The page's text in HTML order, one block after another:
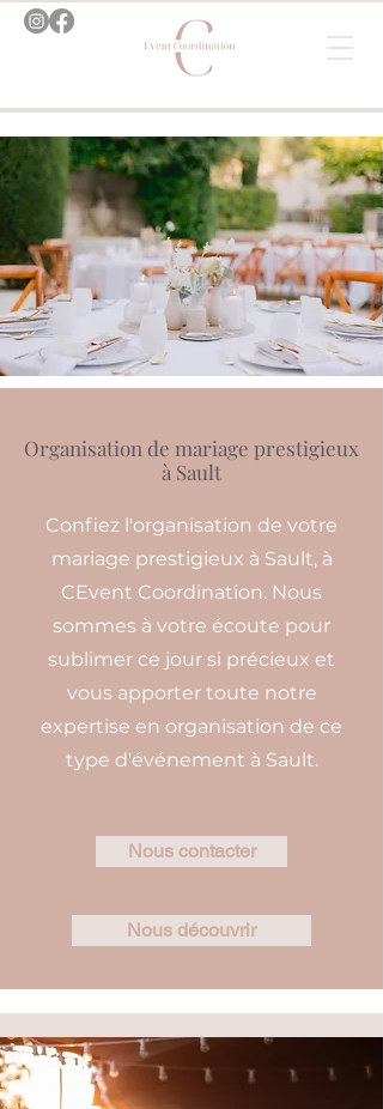
Organisation de mariage prestigieux
à Sault
Confiez l'organisation de votre
mariage prestigieux à Sault, à
CEvent Coordination. Nous
sommes à votre écoute pour
sublimer ce jour si précieux et
vous apporter toute notre
expertise en organisation de ce
type d'événement à Sault.
Nous contacter
Nous découvrir